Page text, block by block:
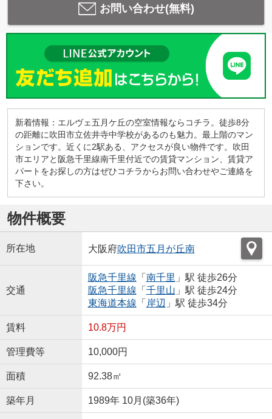
お問い合わせ(無料)
新着情報：エルヴェ五月ケ丘の空室情報ならコチラ。徒歩8分
の距離に吹田市立佐井寺中学校があるのも魅力。最上階のマン
ションです。近くに2駅ある、アクセスが良い物件です。吹田
市エリアと阪急千里線南千里付近での賃貸マンション、賃貸ア
パートをお探しの方はぜひコチラからお問い合わせやご連絡を
下さい。
物件概要
所在地 大阪府吹田市五月が丘南
交通
阪急千里線 「 南千里 」駅 徒歩26分
阪急千里線 「 千里山 」駅 徒歩24分
東海道本線 「 岸辺 」駅 徒歩34分
賃料 10.8万円
管理費等 10,000円
面積 92.38㎡
築年月 1989年 10月(築36年)